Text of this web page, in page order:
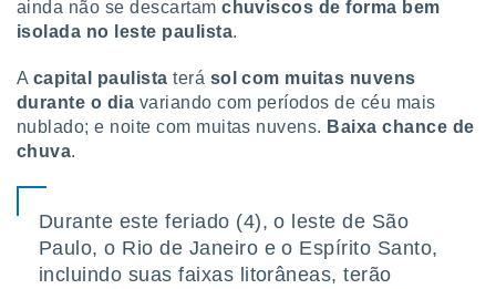
criar
medir
medir o
ainda não se descartamchuviscos de forma bem
isolada no leste paulista.
A capital paulista terá sol com muitas nuvens
durante o dia variando com períodos de céu mais
nublado; e noite com muitas nuvens. Baixa chance de
chuva.
Durante este feriado (4), o leste de São
Paulo, o Rio de Janeiro e o Espírito Santo,
incluindo suas faixas litorâneas, terão